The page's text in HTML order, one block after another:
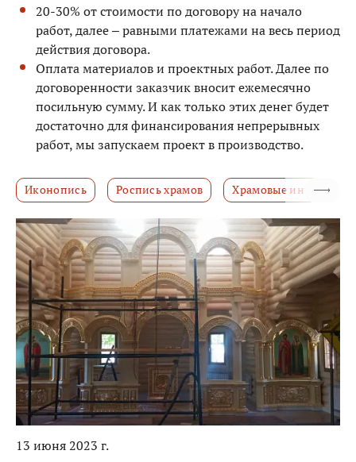
20-30% от стоимости по договору на начало
работ, далее – равными платежами на весь период
действия договора.
Оплата материалов и проектных работ. Далее по
договоренности заказчик вносит ежемесячно
посильную сумму. И как только этих денег будет
достаточно для финансирования непрерывных
работ, мы запускаем проект в производство.
Иконопись Роспись храмов Храмовые интерьеры
13 июня 2023 г.